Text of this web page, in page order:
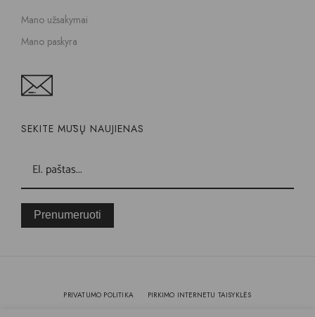
Mano užsakymai
Mano paskyra
SEKITE MŪSŲ NAUJIENAS
Prenumeruoti
PRIVATUMO POLITIKA
PIRKIMO INTERNETU TAISYKLĖS